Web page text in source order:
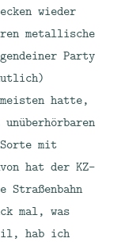
wieder
metallische
Party
hatte,
mit
hat der KZ-
Straßenbahn
mal, was
hab ich